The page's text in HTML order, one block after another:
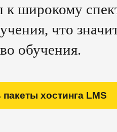
к широкому
что
обучения.
хостинга LMS